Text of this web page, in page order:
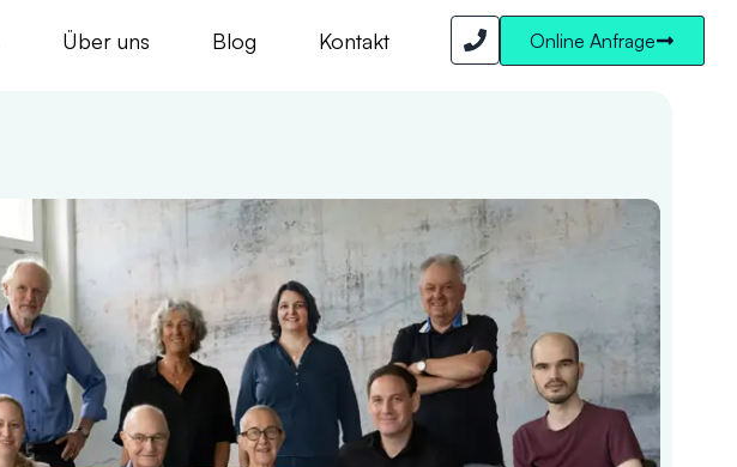
Über uns Blog Kontakt Online Anfrage